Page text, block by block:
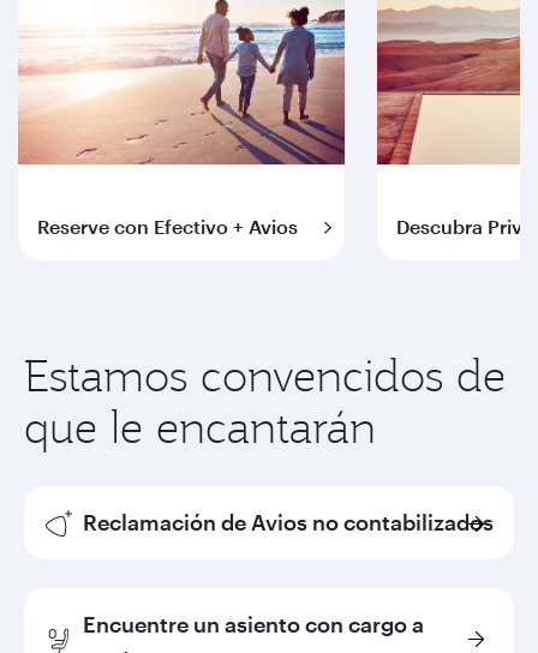
Reserve con Efectivo + Avios Descubra
Estamos convencidos de
que le encantarán
Reclamación de Avios no contabilizados
Encuentre un asiento con cargo a